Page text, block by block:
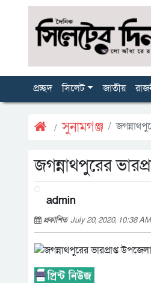
প্রচ্ছদ সিলেট জাতীয়
সুনামগঞ্জ
জগন্নাথপুরের
admin
প্রকাশিতJuly 20, 2020, 10:38 AM